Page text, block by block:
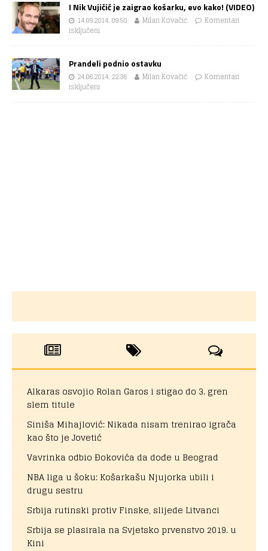
I Nik Vujičić je zaigrao košarku, evo kako! (VIDEO)
14.09.2014. 09:50 Milan Kovačić
Komentari
isključeni
Prandeli podnio ostavku
24.06.2014. 22:36 Milan Kovačić
Komentari
isključeni
Alkaras osvojio Rolan Garos i stigao do 3. gren
slem titule
Siniša Mihajlović: Nikada nisam trenirao igrača
kao što je Jovetić
Vavrinka odbio Đokovića da dođe u Beograd
NBA liga u šoku: Košarkašu Njujorka ubili i
drugu sestru
Srbija rutinski protiv Finske, slijede Litvanci
Srbija se plasirala na Svjetsko prvenstvo 2019. u
Kini